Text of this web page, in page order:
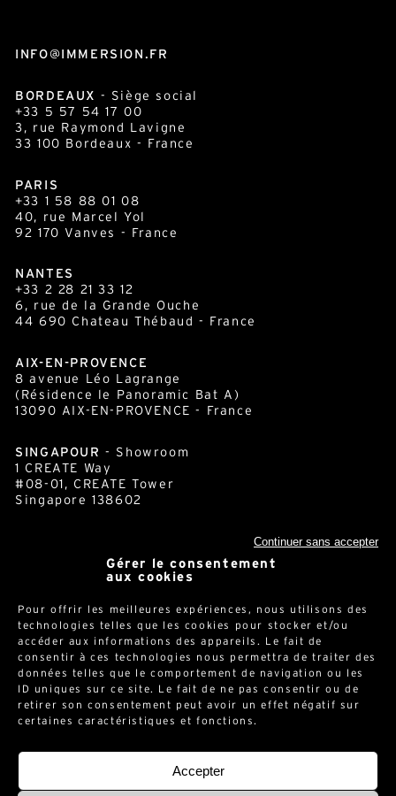
Gérer le consentement
aux cookies
Pour offrir les meilleures expériences, nous utilisons des
technologies telles que les cookies pour stocker et/ou
accéder aux informations des appareils. Le fait de
consentir à ces technologies nous permettra de traiter des
données telles que le comportement de navigation ou les
ID uniques sur ce site. Le fait de ne pas consentir ou de
retirer son consentement peut avoir un effet négatif sur
certaines caractéristiques et fonctions.
Accepter
Continuer sans accepter
INFO@IMMERSION.FR
3, rue Raymond Lavigne
33 100 Bordeaux- France
40, rue Marcel Yol
92 170 Vanves - France
6, rue de la Grande Ouche
44 690 Chateau Thébaud - France
(Résidence le Panoramic Bat A)
13090 AIX-EN-PROVENCE - France
Singapore 138602
cornershop.com
Newsletter